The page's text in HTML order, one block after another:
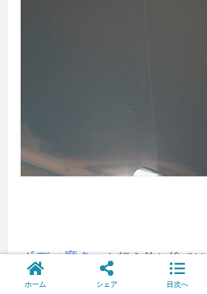
ボディ磨きを行う前と後では
ホーム シェア 目次へ